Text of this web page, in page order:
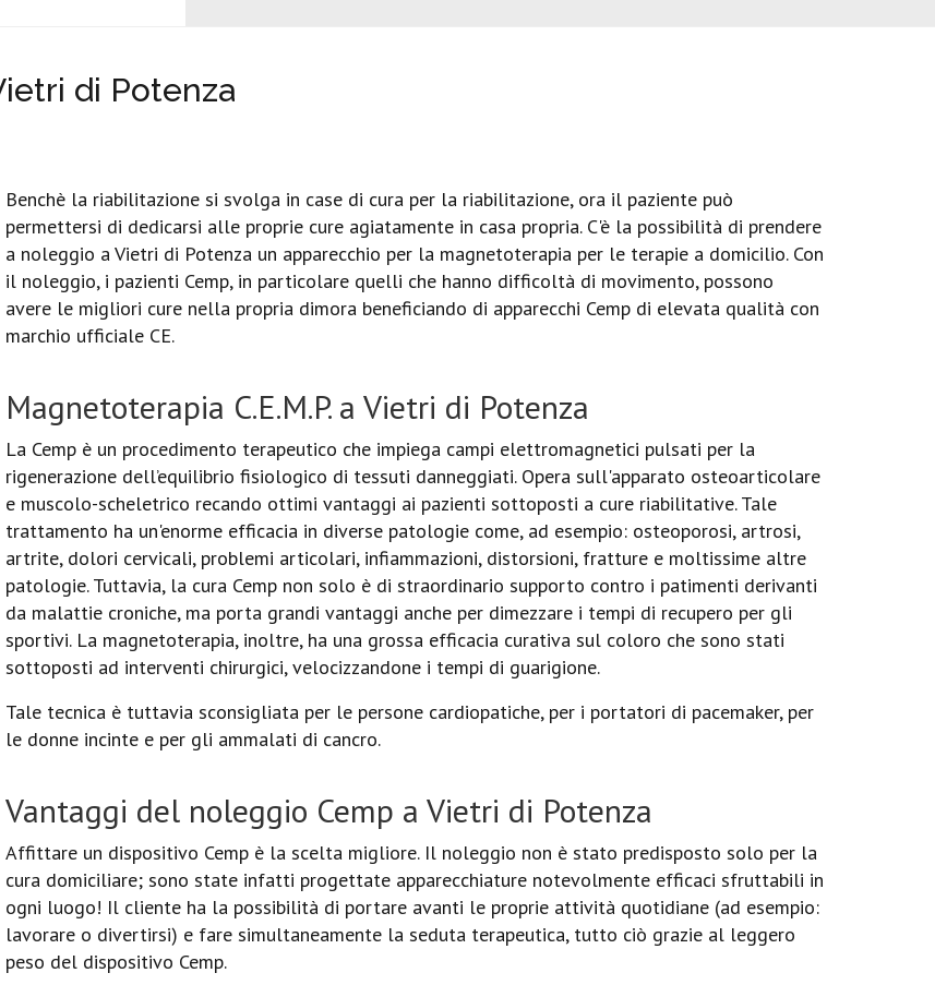
di Potenza
Benchè la riabilitazione si svolga in case di cura per la riabilitazione, ora il paziente può
permettersi di dedicarsi alle proprie cure agiatamente in casa propria. C'è la possibilità di prendere
a noleggio a Vietri di Potenza un apparecchio per la magnetoterapia per le terapie a domicilio. Con
il noleggio, i pazienti Cemp, in particolare quelli che hanno difficoltà di movimento, possono
avere le migliori cure nella propria dimora beneficiando di apparecchi Cemp di elevata qualità con
marchio ufficiale CE.
Magnetoterapia C.E.M.P. a Vietri di Potenza
La Cemp è un procedimento terapeutico che impiega campi elettromagnetici pulsati per la
rigenerazione dell’equilibrio fisiologico di tessuti danneggiati. Opera sull'apparato osteoarticolare
e muscolo-scheletrico recando ottimi vantaggi ai pazienti sottoposti a cure riabilitative. Tale
trattamento ha un'enorme efficacia in diverse patologie come, ad esempio: osteoporosi, artrosi,
artrite, dolori cervicali, problemi articolari, infiammazioni, distorsioni, fratture e moltissime altre
patologie. Tuttavia, la cura Cemp non solo è di straordinario supporto contro i patimenti derivanti
da malattie croniche, ma porta grandi vantaggi anche per dimezzare i tempi di recupero per gli
sportivi. La magnetoterapia, inoltre, ha una grossa efficacia curativa sul coloro che sono stati
sottoposti ad interventi chirurgici, velocizzandone i tempi di guarigione.
Tale tecnica è tuttavia sconsigliata per le persone cardiopatiche, per i portatori di pacemaker, per
le donne incinte e per gli ammalati di cancro.
Vantaggi del noleggio Cemp a Vietri di Potenza
Affittare un dispositivo Cemp è la scelta migliore. Il noleggio non è stato predisposto solo per la
cura domiciliare; sono state infatti progettate apparecchiature notevolmente efficaci sfruttabili in
ogni luogo! Il cliente ha la possibilità di portare avanti le proprie attività quotidiane (ad esempio:
lavorare o divertirsi) e fare simultaneamente la seduta terapeutica, tutto ciò grazie al leggero
peso del dispositivo Cemp.